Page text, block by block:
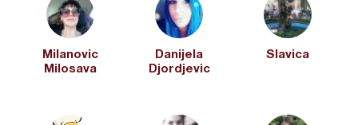
Milanovic
Milosava
Danijela
Djordjevic
Slavica